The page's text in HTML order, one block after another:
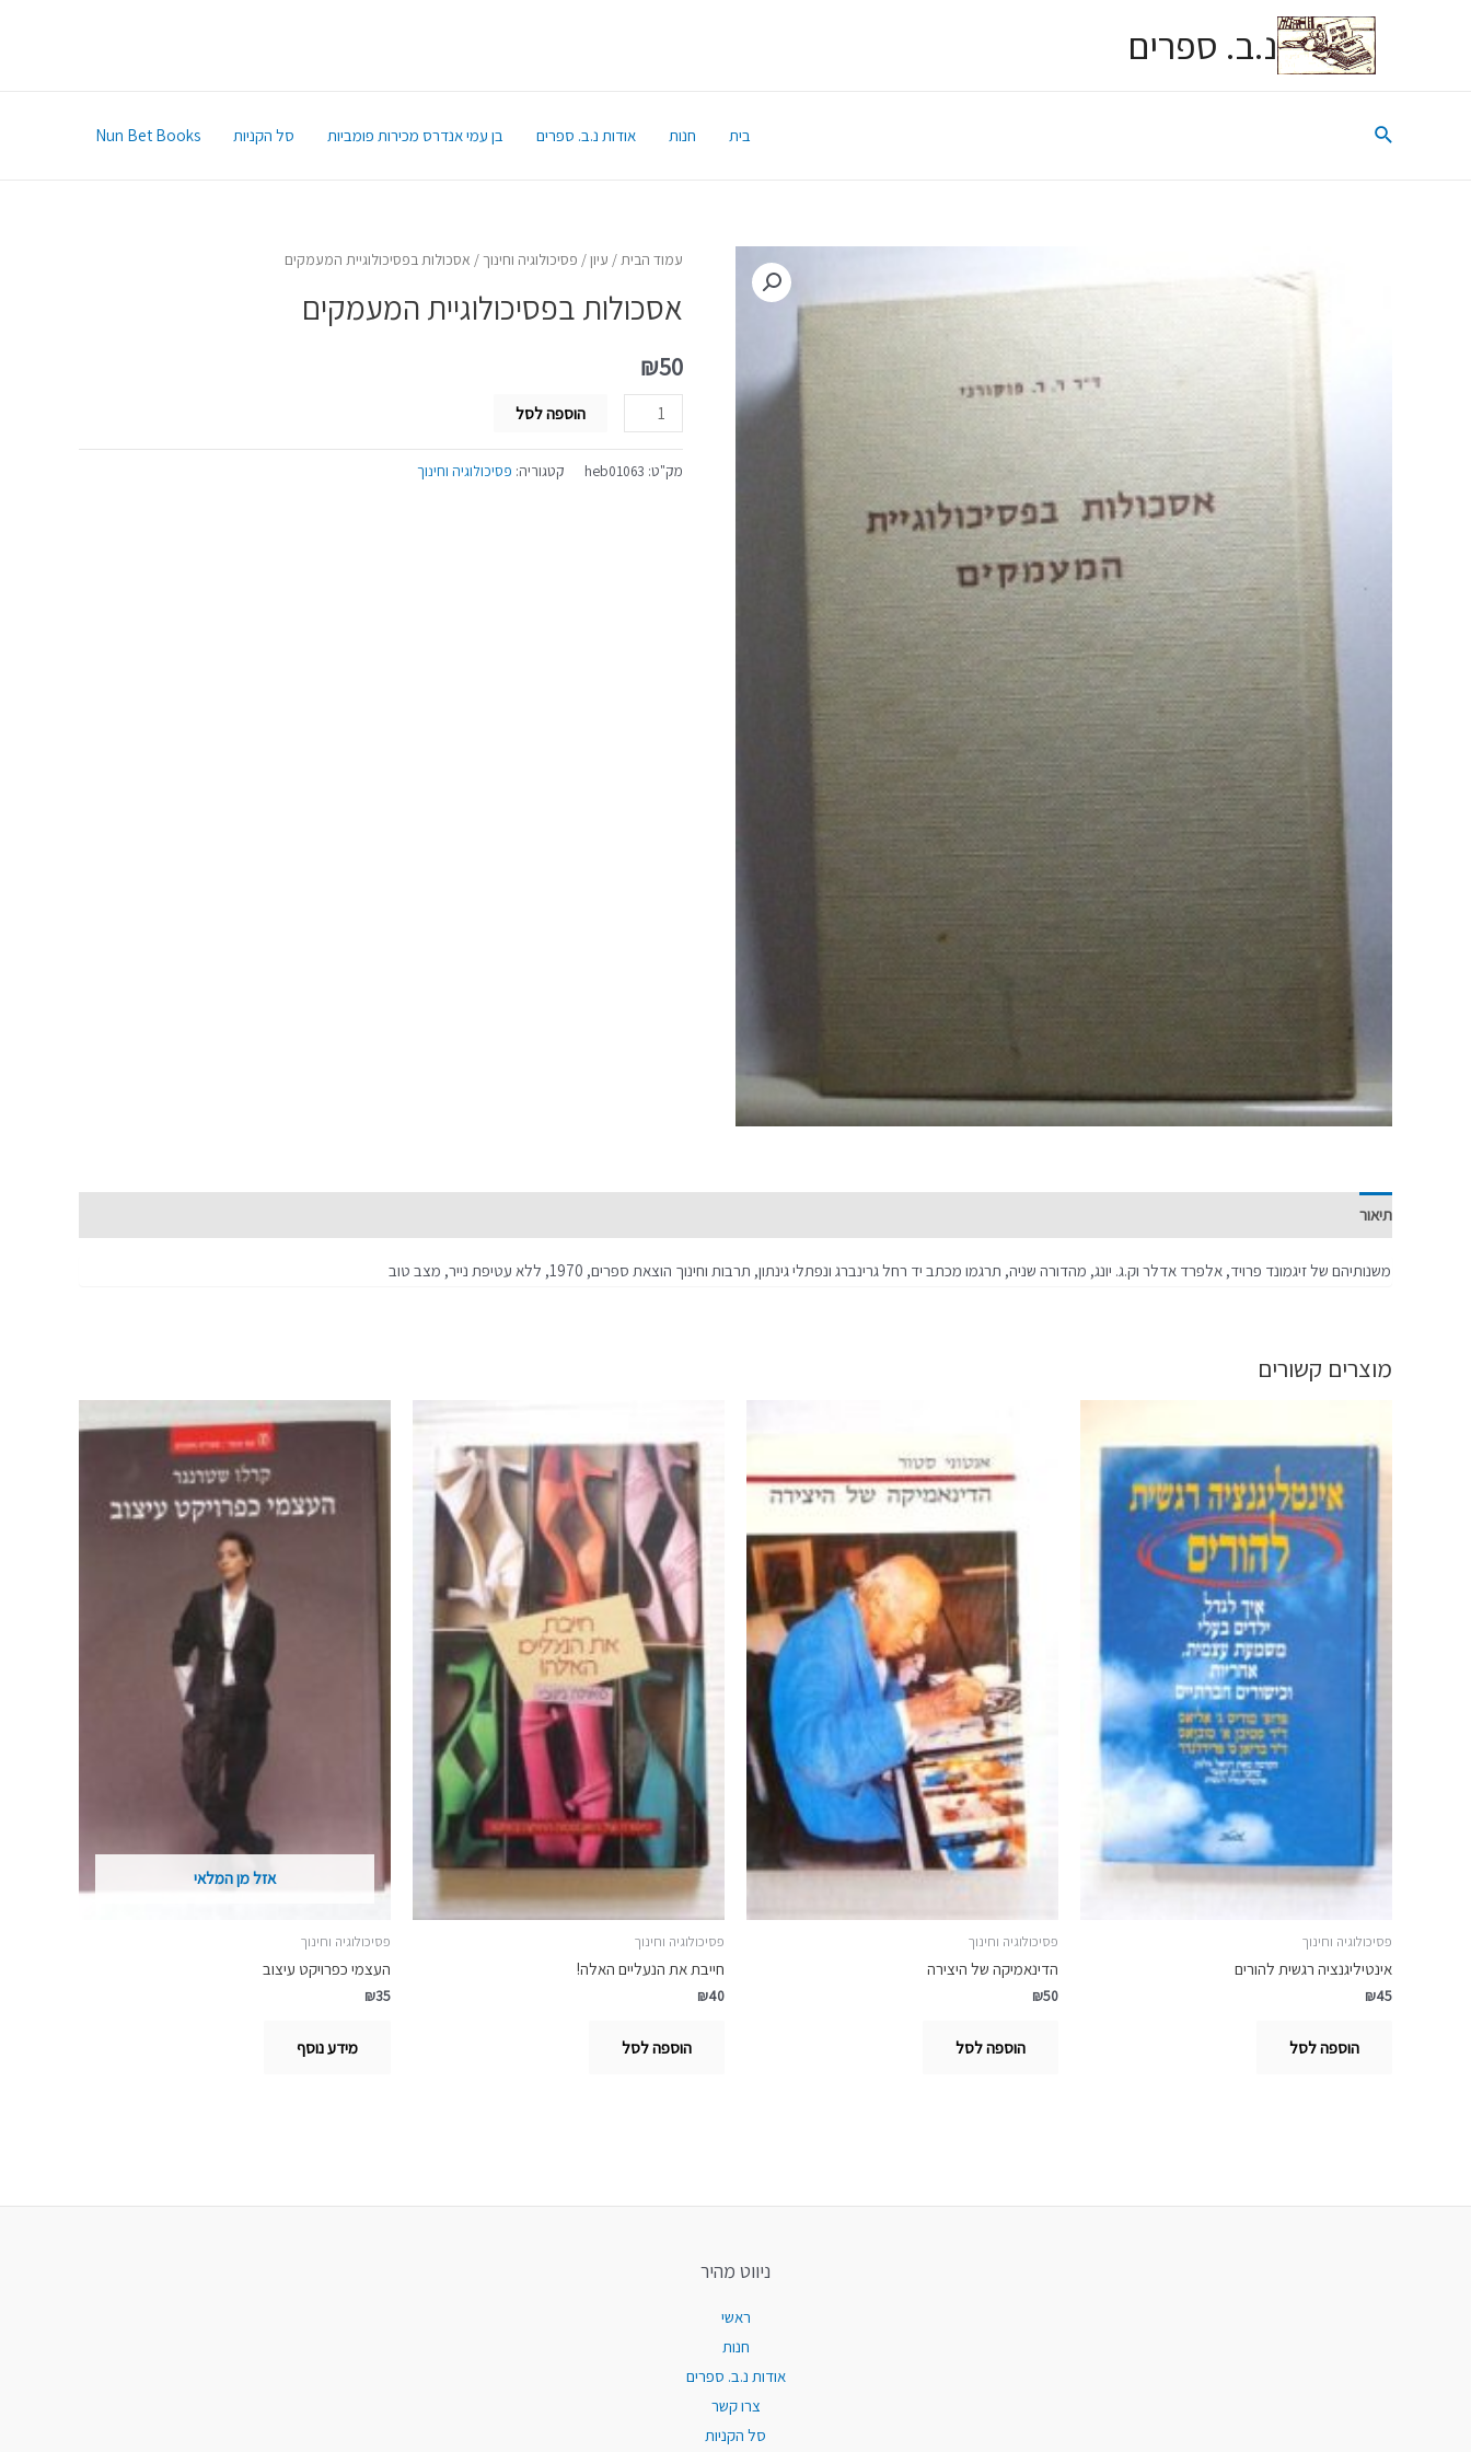
נ.ב. ספרים
בית חנות אודות נ.ב. ספרים בן עמי אנדרס מכירות פומביות סל הקניות Nun Bet Books
עמוד הבית/ עיון/ פסיכולוגיה וחינוך/ אסכולות בפסיכולוגיית המעמקים
אסכולות בפסיכולוגיית המעמקים
₪50
הוספה לסל
מק"ט: heb01063 קטגוריה: פסיכולוגיה וחינוך
תיאור
משנותיהם של זיגמונד פרויד, אלפרד אדלר וק.ג. יונג, מהדורה שניה, תרגמו מכתב יד רחל גרינברג ונפתלי גינתון, תרבות וחינוך הוצאת ספרים, 1970, ללא עטיפת נייר, מצב טוב
מוצרים קשורים
פסיכולוגיה וחינוך
אינטיליגנציה רגשית להורים
₪45
הוספה לסל
פסיכולוגיה וחינוך
הדינאמיקה של היצירה
₪50
הוספה לסל
פסיכולוגיה וחינוך
חייבת את הנעליים האלה!
₪40
הוספה לסל
אזל מן המלאי
פסיכולוגיה וחינוך
העצמי כפרויקט עיצוב
₪35
מידע נוסף
ניווט מהיר
ראשי
חנות
אודות נ.ב. ספרים
צרו קשר
סל הקניות